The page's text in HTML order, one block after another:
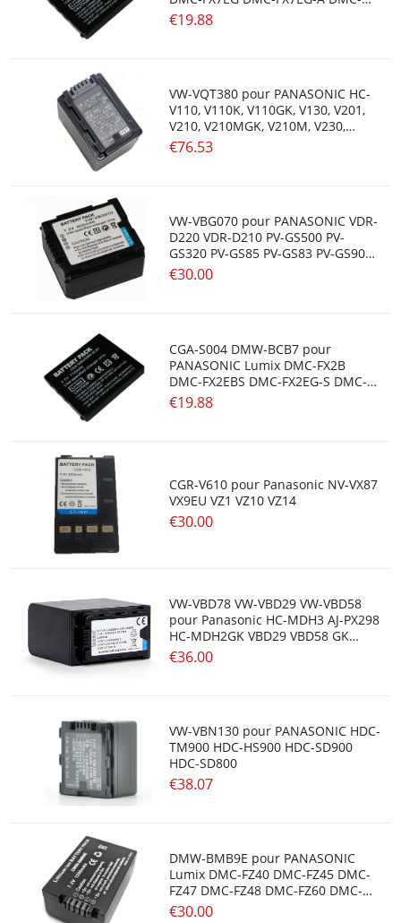
FX7EG-K DMC-FX7S
€19.88
VW-VQT380 pour PANASONIC HC-
V110, V110K, V110GK, V130, V201,
V210, V210MGK, V210M, V230,
V230M
€76.53
VW-VBG070 pour PANASONIC VDR-
D220 VDR-D210 PV-GS500 PV-
GS320 PV-GS85 PV-GS83 PV-GS90
PV-GS80 PV-GS320
€30.00
CGA-S004 DMW-BCB7 pour
PANASONIC Lumix DMC-FX2B
DMC-FX2EBS DMC-FX2EG-S DMC-
FX7A DMC-FX7B
€19.88
CGR-V610 pour Panasonic NV-VX87
VX9EU VZ1 VZ10 VZ14
€30.00
VW-VBD78 VW-VBD29 VW-VBD58
pour Panasonic HC-MDH3 AJ-PX298
HC-MDH2GK VBD29 VBD58 GK
Camera
€36.00
VW-VBN130 pour PANASONIC HDC-
TM900 HDC-HS900 HDC-SD900
HDC-SD800
€38.07
DMW-BMB9E pour PANASONIC
Lumix DMC-FZ40 DMC-FZ45 DMC-
FZ47 DMC-FZ48 DMC-FZ60 DMC-
FZ62
€30.00